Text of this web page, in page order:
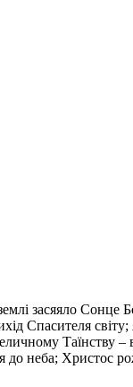
засяяло
Спасителя
Таїнству
неба; Христос